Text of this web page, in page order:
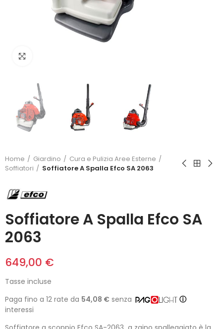
Home Giardino
Cura e Pulizia Aree Esterne
Soffiatori
Soffiatore A Spalla Efco SA 2063
Soffiatore A Spalla Efco SA
2063
649,00 €
Tasse incluse
Paga fino a 12 rate da 54,08 € senza
interessi
ⓘ